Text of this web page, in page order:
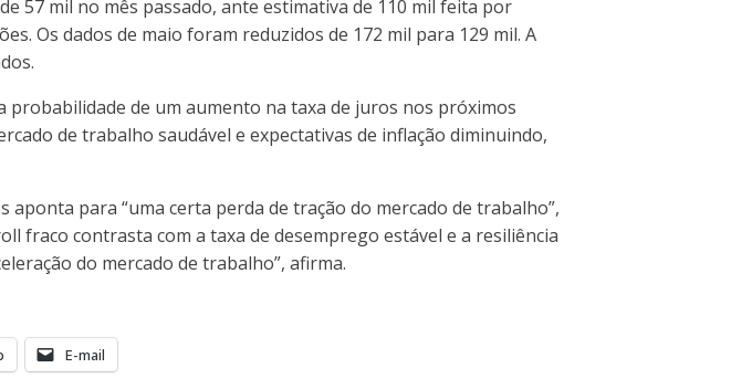
57 mil no mês passado, ante estimativa de 110 mil feita por
Os dados de maio foram reduzidos de 172 mil para 129 mil. A
probabilidade de um aumento na taxa de juros nos próximos
de trabalho saudável e expectativas de inflação diminuindo,
para “uma certa perda de tração do mercado de trabalho”,
fraco contrasta com a taxa de desemprego estável e a resiliência
do mercado de trabalho”, afirma.
E-mail